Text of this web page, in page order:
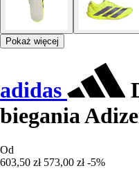
Pokaż więcej
adidas
biegania
Od
603,50 zł 573,00 zł -5%